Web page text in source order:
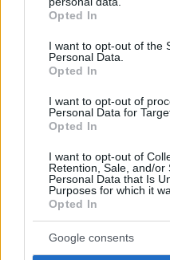
grant or deny consent to
use your data for below
consent section.
Opted In
I want to opt-out of the
Personal Data.
Opted In
I want to opt-out of
Personal Data for
Opted In
I want to opt-out of
Retention, Sale, and/or
Personal Data that Is
Purposes for which it
Opted In
Google consents
ΔΕΙΤΕ ΟΛΕΣ ΤΙΣ
ΤΑ ΠΙΟ